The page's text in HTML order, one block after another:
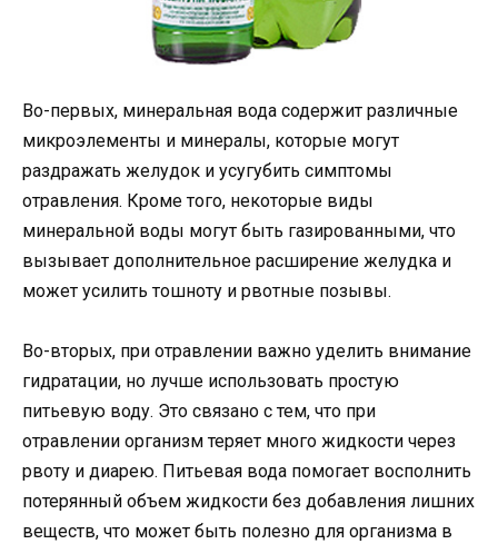
Во-первых, минеральная вода содержит различные
микроэлементы и минералы, которые могут
раздражать желудок и усугубить симптомы
отравления. Кроме того, некоторые виды
минеральной воды могут быть газированными, что
вызывает дополнительное расширение желудка и
может усилить тошноту и рвотные позывы.
Во-вторых, при отравлении важно уделить внимание
гидратации, но лучше использовать простую
питьевую воду. Это связано с тем, что при
отравлении организм теряет много жидкости через
рвоту и диарею. Питьевая вода помогает восполнить
потерянный объем жидкости без добавления лишних
веществ, что может быть полезно для организма в